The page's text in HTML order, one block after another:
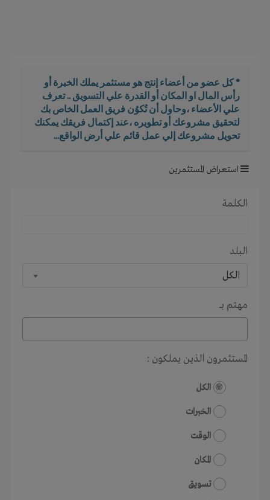
* كل عضو من أعضاء إنتج هو مستثمر يملك الخبرة أو
رأس المال او المكان أو القدرة علي التسويق .. تعرف
علي الأعضاء ،وحاول أن تُكوُن فريق العمل الخاص بك
لتحقيق مشروعك أو تطويره ،عند إكتمال فريقك يمكنك
تحويل مشروعك إلي عمل قائم علي أرض الواقع...
استعراض المستثمرين
الكلمة
البلد
الكل
مهتم بـــ
المستثمرون الذين يملكون :
الكل
الخبرات
الوقت
المكان
تسويق